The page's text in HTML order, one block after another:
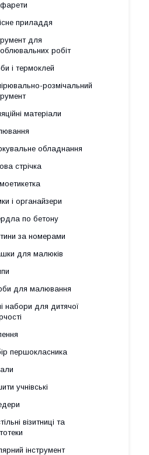
приладдя
для
робіт
і термоклей
розмічальний
матеріали
обладнання
стрічка
і органайзери
по бетону
за номерами
для малюків
для малювання
набори для дитячої
першокласника
учнівські
візитниці та
інструмент